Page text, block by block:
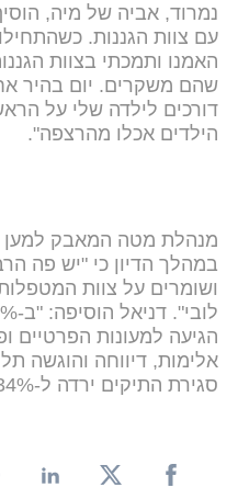
נמרוד, אביה של מיה,
עם צוות הגננות.
האמנו ותמכתי בצוות
שהם משקרים. יום בהיר
דורכים לילדה שלי על
הילדים אכלו מהרצפה".
מנהלת מטה המאבק למען
במהלך הדיון כי "יש פה
ושומרים על צוות
הגיעה למעונות
אלימות, דיווחה והוגשה
סגירת התיקים ירדה ל-34%".